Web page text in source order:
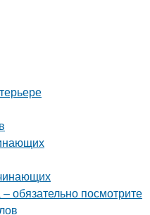
обязательно посмотрите